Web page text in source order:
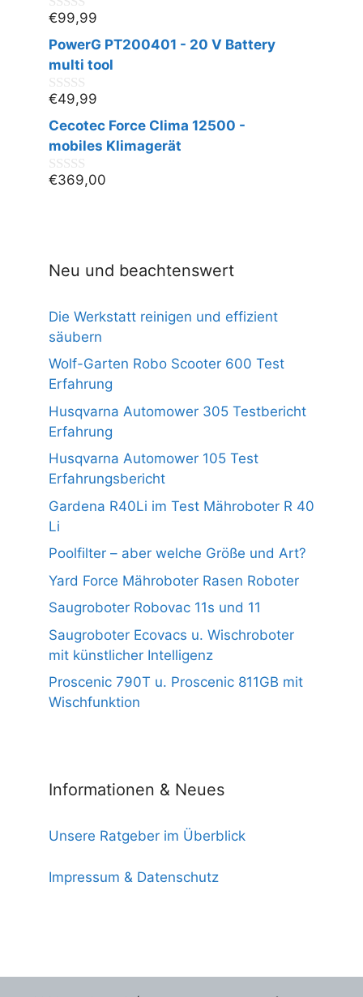
0
v
o
n
€99,99
PowerG PT200401 - 20 V Battery
multi tool
0
v
o
n
€49,99
Cecotec Force Clima 12500 -
mobiles Klimagerät
0
€369,00
Neu und beachtenswert
Die Werkstatt reinigen und effizient
säubern
Wolf-Garten Robo Scooter 600 Test
Erfahrung
Husqvarna Automower 305 Testbericht
Erfahrung
Husqvarna Automower 105 Test
Erfahrungsbericht
Gardena R40Li im Test Mähroboter R 40
Li
Poolfilter – aber welche Größe und Art?
Yard Force Mähroboter Rasen Roboter
Saugroboter Robovac 11s und 11
Saugroboter Ecovacs u. Wischroboter
mit künstlicher Intelligenz
Proscenic 790T u. Proscenic 811GB mit
Wischfunktion
Informationen & Neues
Unsere Ratgeber im Überblick
Impressum & Datenschutz